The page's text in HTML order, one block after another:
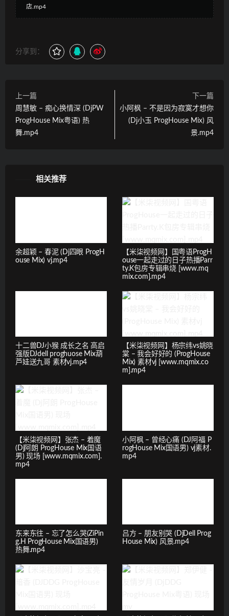
店.mp4
分享到：
上一篇
周慧敏 – 痴心换情深 (DjPW
ProgHouse Mix粤语) 热
舞.mp4
下一篇
小阿枫 – 不是因为寂寞才想你
(Dj小玉 ProgHouse Mix) 风
景.mp4
相关推荐
余超颖 – 春泥 (Dj四眼 ProgH
ouse Mix) vj.mp4
【米柒视频网】国粤语ProgH
ouse一起走过的日子热播Parr
ty.K包房专辑串烧 [www.mq
mix.com].mp4
十二兽DJ小猴 成长之名 高启
强版DJdell proghuose Mix葫
芦娃送九哥 素材vj.mp4
【米柒视频网】杨宗纬vs姚晓
棠 – 我会好好的 (ProgHouse
Mix) 素材vj [www.mqmix.co
m].mp4
【米柒视频网】张杰 – 着魔
(Dj阿朗 ProgHouse Mix国语
男) 现场 [www.mqmix.com].
mp4
小阿枫 – 曾经心痛 (DJ阿福 P
rogHouse Mix国语男) vj素材.
mp4
东来东往 – 忘了怎么哭(ZiPin
g.H ProgHouse Mix国语男)
热舞.mp4
吕方 – 朋友别哭 (DjDell Prog
House Mix) 风景.mp4